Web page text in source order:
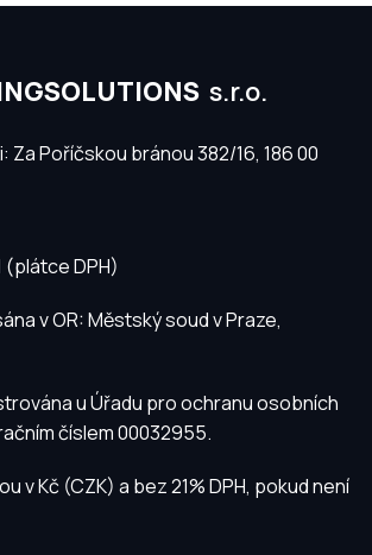
s.r.o.
Za Poříčskou bránou 382/16, 186 00
(plátce DPH)
v OR: Městský soud v Praze,
u Úřadu pro ochranu osobních
číslem 00032955.
v Kč (CZK) a bez 21% DPH, pokud není